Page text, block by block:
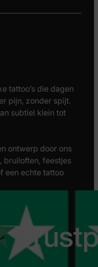
tattoo’s die dagen
pijn, zonder spijt.
subtiel klein tot
ontwerp door ons
bruiloften, feestjes
een echte tattoo